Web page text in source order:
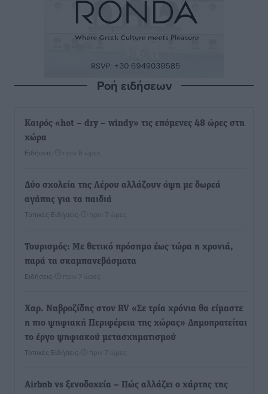
Ροή ειδήσεων
Καιρός «hot – dry – windy» τις επόμενες 48 ώρες στη
χώρα
Ειδήσεις πριν 6 ώρες
Δύο σχολεία της Λέρου αλλάζουν όψη με δωρεά
αγάπης για τα παιδιά
Τοπικές Ειδήσεις πριν 7 ώρες
Τουρισμός: Με θετικό πρόσημο έως τώρα η χρονιά,
παρά τα σκαμπανεβάσματα
Ειδήσεις πριν 7 ώρες
Χαρ. Ναβροζίδης στον RV «Σε τρία χρόνια θα είμαστε
η πιο ψηφιακή Περιφέρεια της χώρας» Δημοπρατείται
το έργο ψηφιακού μετασχηματισμού
Τοπικές Ειδήσεις πριν 7 ώρες
Airbnb vs ξενοδοχεία – Πώς αλλάζει ο χάρτης της